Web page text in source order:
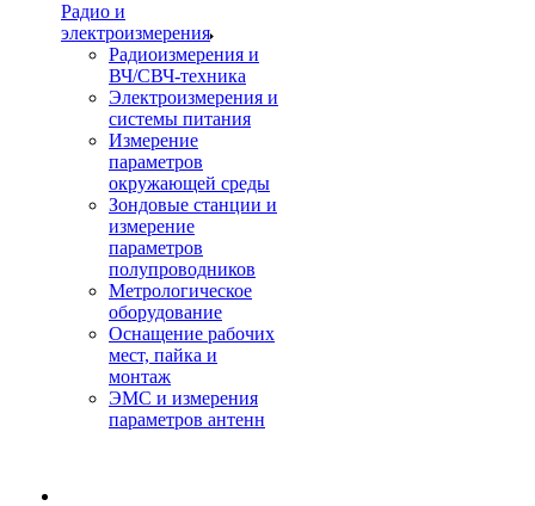
Радио и
электроизмерения
Радиоизмерения и
ВЧ/СВЧ-техника
Электроизмерения и
системы питания
Измерение
параметров
окружающей среды
Зондовые станции и
измерение
параметров
полупроводников
Метрологическое
оборудование
Оснащение рабочих
мест, пайка и
монтаж
ЭМС и измерения
параметров антенн